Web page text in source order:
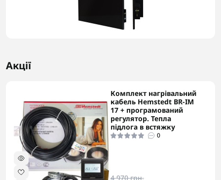
Акції
Комплект нагрівальний
кабель Hemstedt BR-IM
17 + програмований
регулятор. Тепла
підлога в встяжку
0
4 970 грн.